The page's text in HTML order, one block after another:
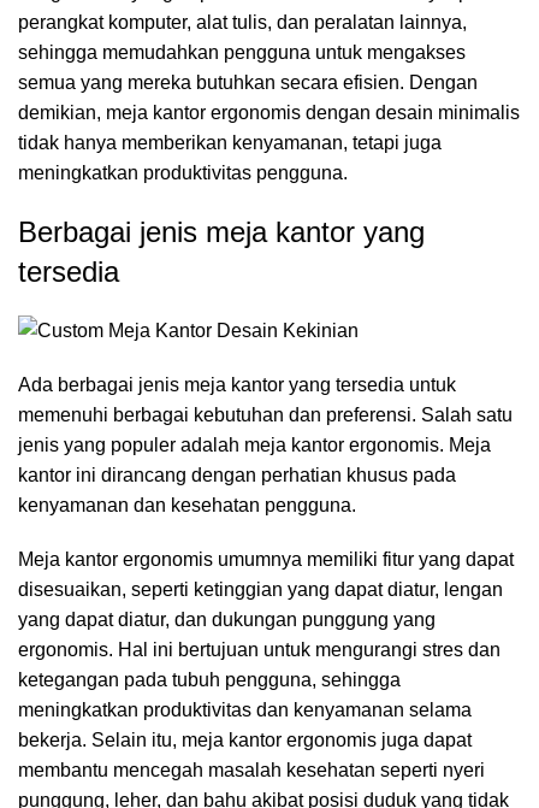
perangkat komputer, alat tulis, dan peralatan lainnya,
sehingga memudahkan pengguna untuk mengakses
semua yang mereka butuhkan secara efisien. Dengan
demikian, meja kantor ergonomis dengan desain minimalis
tidak hanya memberikan kenyamanan, tetapi juga
meningkatkan produktivitas pengguna.
Berbagai jenis meja kantor yang
tersedia
Ada berbagai jenis meja kantor yang tersedia untuk
memenuhi berbagai kebutuhan dan preferensi. Salah satu
jenis yang populer adalah meja kantor ergonomis. Meja
kantor ini dirancang dengan perhatian khusus pada
kenyamanan dan kesehatan pengguna.
Meja kantor ergonomis umumnya memiliki fitur yang dapat
disesuaikan, seperti ketinggian yang dapat diatur, lengan
yang dapat diatur, dan dukungan punggung yang
ergonomis. Hal ini bertujuan untuk mengurangi stres dan
ketegangan pada tubuh pengguna, sehingga
meningkatkan produktivitas dan kenyamanan selama
bekerja. Selain itu, meja kantor ergonomis juga dapat
membantu mencegah masalah kesehatan seperti nyeri
punggung, leher, dan bahu akibat posisi duduk yang tidak